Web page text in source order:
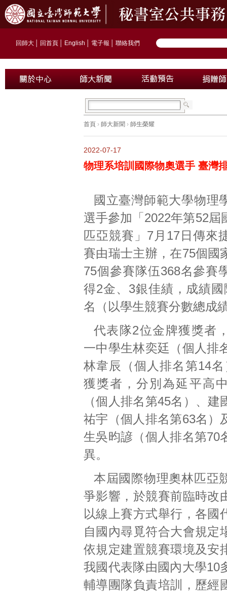
回師大 回首頁 English 電子報 聯絡我們
首頁 › 師大新聞 › 師生榮耀
2022-07-17
物理系培訓國際物奧選手 臺灣
國立臺灣師範大學物理
選手參加「2022年第52屆
匹亞競賽」7月17日傳來
賽由瑞士主辦，在75個國
75個參賽隊伍368名參賽
得2金、3銀佳績，成績
名（以學生競賽分數總成
代表隊2位金牌獲獎者
一中學生林奕廷（個人排
林韋辰（個人排名第14
獲獎者，分別為延平高
（個人排名第45名）、建
祐宇（個人排名第63名）
生吳昀諺（個人排名第70
異。
本屆國際物理奧林匹亞
爭影響，於競賽前臨時改
以線上賽方式舉行，各國
自國內尋覓符合大會規定
依規定建置競賽環境及安
我國代表隊由國內大學10
輔導團隊負責培訓，歷經